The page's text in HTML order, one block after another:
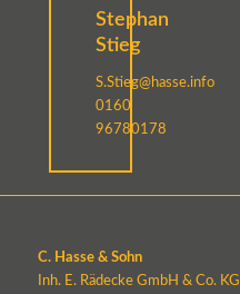
Stephan
Stieg
S.Stieg@hasse.info
0160
96780178
C. Hasse & Sohn
Inh. E. Rädecke GmbH & Co. KG